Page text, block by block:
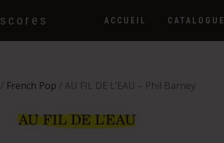
ACCUEIL CATALOGUE
/ French Pop / AU FIL DE L’EAU – Phil Barney